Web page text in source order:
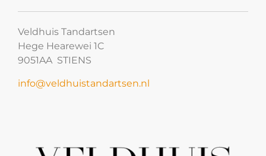
Veldhuis Tandartsen
Hege Hearewei 1C
9051AA STIENS
info@veldhuistandartsen.nl